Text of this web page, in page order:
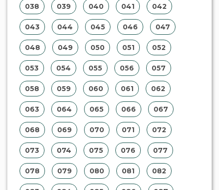
038 039 040 041 042
043 044 045 046 047
048 049 050 051 052
053 054 055 056 057
058 059 060 061 062
063 064 065 066 067
068 069 070 071 072
073 074 075 076 077
078 079 080 081 082